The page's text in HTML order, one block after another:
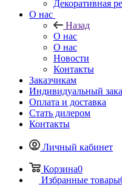
Декоративная
О нас
Назад
О нас
О нас
Новости
Контакты
Заказчикам
Индивидуальный
Оплата и доставка
Стать дилером
Контакты
Личный кабинет
Корзина0
Избранные товары